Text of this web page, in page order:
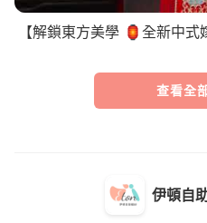
伊頓自
【解鎖東方美學 🏮全新中式
查看全